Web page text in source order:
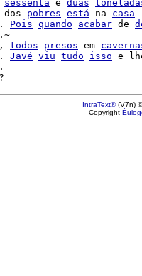
sessenta e duas
dos pobres está na casa
. Pois quando acabar de
.~
, todos presos em
. Javé viu tudo isso e
.
IntraText®(V7n)
Copyright